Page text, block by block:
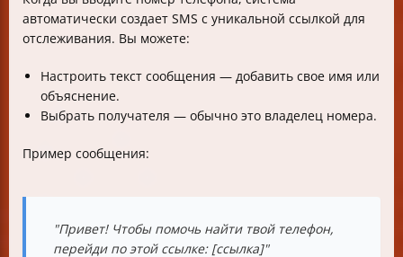
автоматически создает SMS с уникальной ссылкой для
отслеживания. Вы можете:
Настроить текст сообщения — добавить свое имя или
объяснение.
Выбрать получателя — обычно это владелец номера.
Пример сообщения:
"Привет! Чтобы помочь найти твой телефон,
перейди по этой ссылке: [ссылка]"